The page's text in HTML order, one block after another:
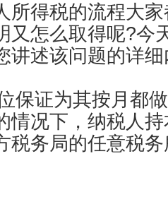
所得税的流程大
又怎么取得呢?今
讲述该问题的详
证为其按月都做
情况下，纳税人
税务局的任意税